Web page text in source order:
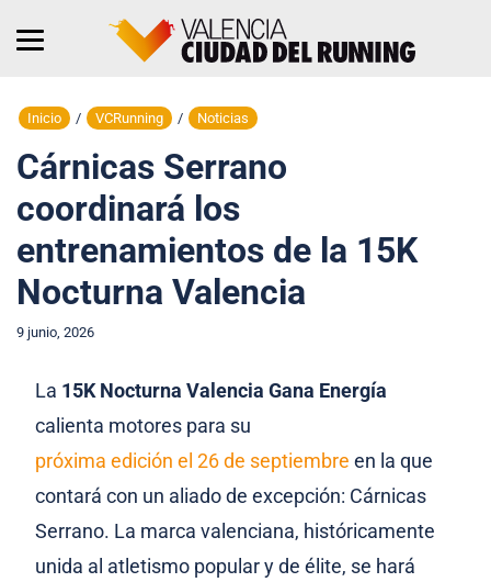
Inicio / VCRunning / Noticias
Cárnicas Serrano
coordinará los
entrenamientos de la 15K
Nocturna Valencia
9 junio, 2026
La 15K Nocturna Valencia Gana Energía
calienta motores para su
próxima edición el 26 de septiembre en la que
contará con un aliado de excepción: Cárnicas
Serrano. La marca valenciana, históricamente
unida al atletismo popular y de élite, se hará